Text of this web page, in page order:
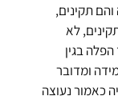
תקינים,
לא
בגין
ומדובר
כאמור נעוצה